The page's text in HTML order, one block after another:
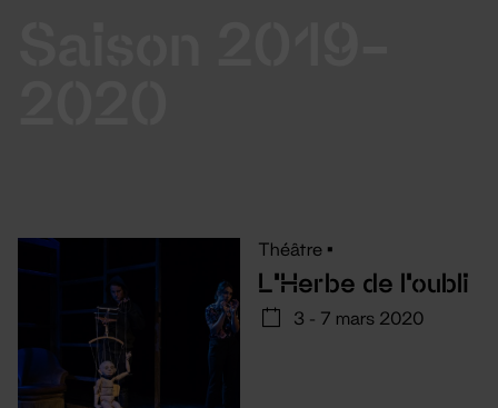
Théâtre •
L'Herbe de l'oubli
3 - 7 mars 2020